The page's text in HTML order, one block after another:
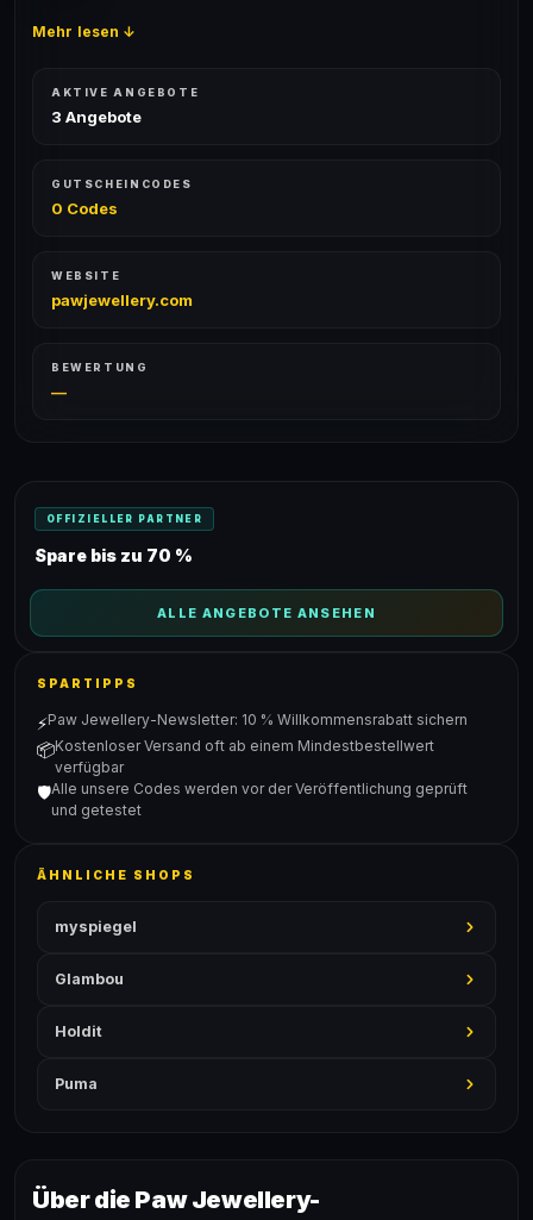
Mehr lesen ↓
AKTIVE ANGEBOTE
3 Angebote
GUTSCHEINCODES
0 Codes
WEBSITE
pawjewellery.com
BEWERTUNG
—
OFFIZIELLER PARTNER
Spare bis zu 70 %
ALLE ANGEBOTE ANSEHEN
SPARTIPPS
⚡Paw Jewellery-Newsletter: 10 % Willkommensrabatt sichern
📦Kostenloser Versand oft ab einem Mindestbestellwert
verfügbar
🛡️Alle unsere Codes werden vor der Veröffentlichung geprüft
und getestet
ÄHNLICHE SHOPS
myspiegel
Glambou
Holdit
Puma
Über die Paw Jewellery-